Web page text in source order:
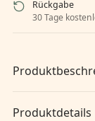
Rückgabe
30 Tage
Produktdetails